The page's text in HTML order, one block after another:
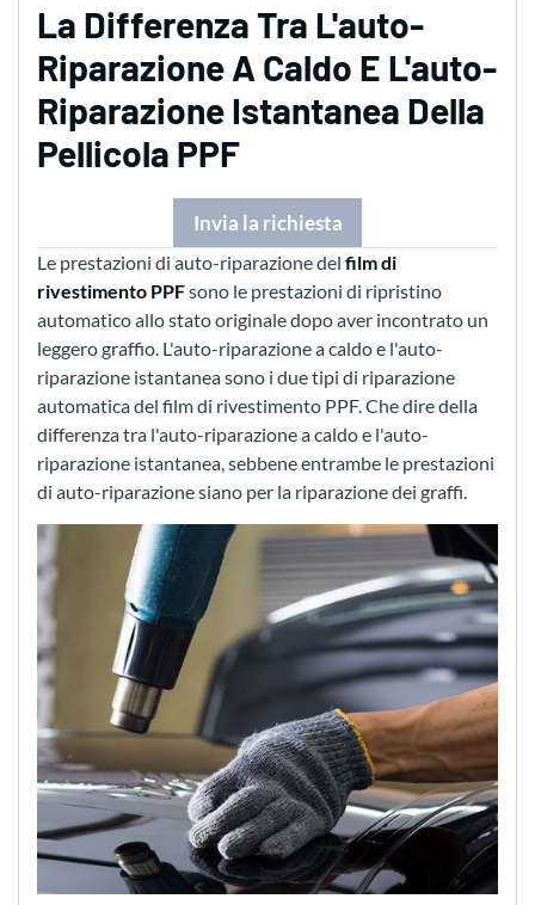
La Differenza Tra L'auto-
Riparazione A Caldo E L'auto-
Riparazione Istantanea Della
Pellicola PPF
Invia la richiesta
Le prestazioni di auto-riparazione del film di
rivestimento PPFsono le prestazioni di ripristino
automatico allo stato originale dopo aver incontrato un
leggero graffio. L'auto-riparazione a caldo e l'auto-
riparazione istantanea sono i due tipi di riparazione
automatica del film di rivestimento PPF. Che dire della
differenza tra l'auto-riparazione a caldo e l'auto-
riparazione istantanea, sebbene entrambe le prestazioni
di auto-riparazione siano per la riparazione dei graffi.